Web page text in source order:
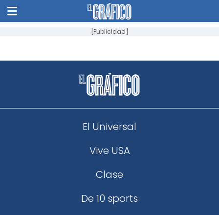
[Publicidad]
El Universal
Vive USA
Clase
De 10 sports